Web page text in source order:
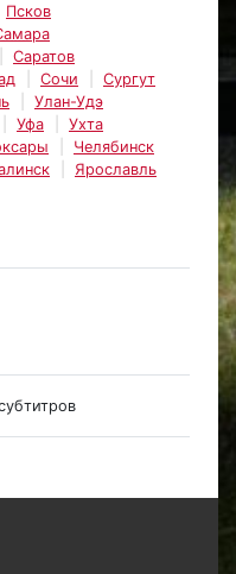
Псков
Саратов
Сочи
Сургут
Улан-Удэ
Уфа
Ухта
Челябинск
Ярославль